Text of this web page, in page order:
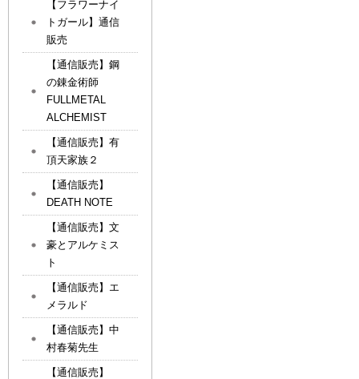
【フラワーナイ
トガール】通信
販売
【通信販売】鋼
の錬金術師
FULLMETAL
ALCHEMIST
【通信販売】有
頂天家族２
【通信販売】
DEATH NOTE
【通信販売】文
豪とアルケミス
ト
【通信販売】エ
メラルド
【通信販売】中
村春菊先生
【通信販売】